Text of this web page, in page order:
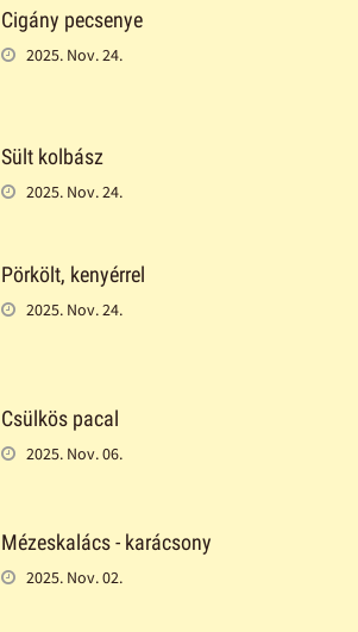
Cigány pecsenye
2025. Nov. 24.
Sült kolbász
2025. Nov. 24.
Pörkölt, kenyérrel
2025. Nov. 24.
Csülkös pacal
2025. Nov. 06.
Mézeskalács - karácsony
2025. Nov. 02.